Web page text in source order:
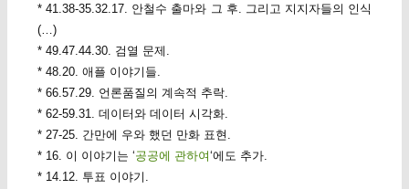
* 41.38-35.32.17. 안철수 출마와 그 후. 그리고 지지자들의 인식
(…)
* 49.47.44.30. 검열 문제.
* 48.20. 애플 이야기들.
* 66.57.29. 언론품질의 계속적 추락.
* 62-59.31. 데이터와 데이터 시각화.
* 27-25. 간만에 우와 했던 만화 표현.
* 16. 이 이야기는 ‘공공에 관하여‘에도 추가.
* 14.12. 투표 이야기.